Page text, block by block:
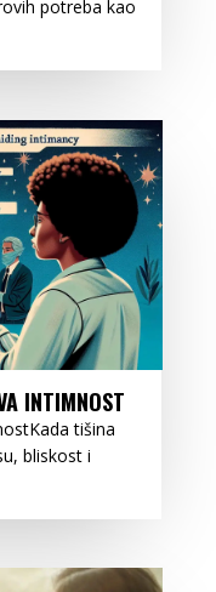
potreba kao
INTIMNOST
tišina
bliskost i